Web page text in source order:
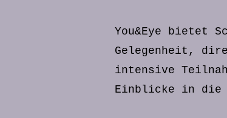
You&Eye bietet
Gelegenheit,
intensive
Einblicke in die